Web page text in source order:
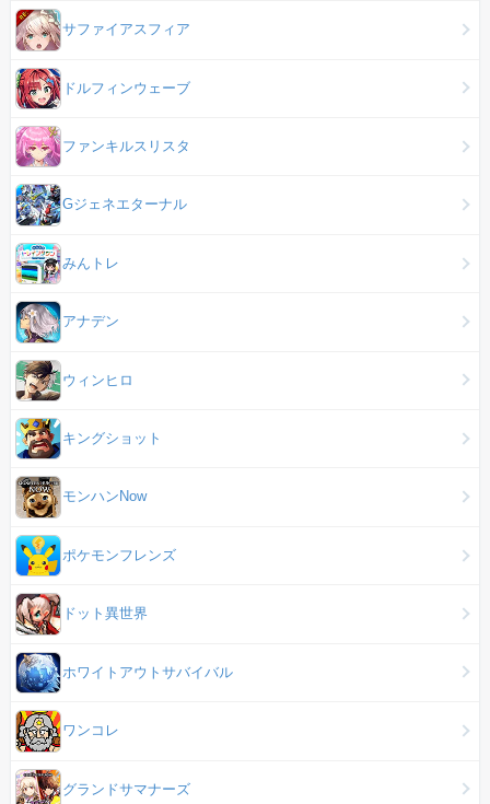
サファイアスフィア
ドルフィンウェーブ
ファンキルスリスタ
Gジェネエターナル
みんトレ
アナデン
ウィンヒロ
キングショット
モンハンNow
ポケモンフレンズ
ドット異世界
ホワイトアウトサバイバル
ワンコレ
グランドサマナーズ